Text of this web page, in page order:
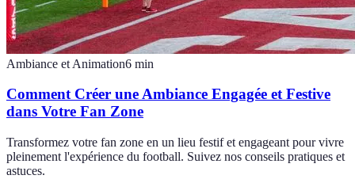
Ambiance et Animation6 min
Comment Créer une Ambiance Engagée et Festive
dans Votre Fan Zone
Transformez votre fan zone en un lieu festif et engageant pour vivre
pleinement l'expérience du football. Suivez nos conseils pratiques et
astuces.